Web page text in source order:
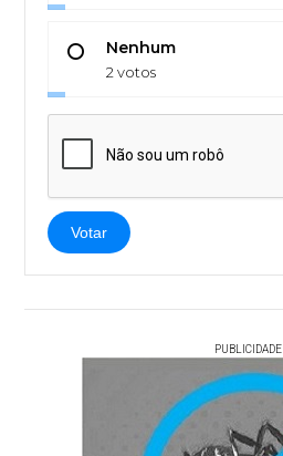
Nenhum
2 votos
Votar
PUBLICIDADE